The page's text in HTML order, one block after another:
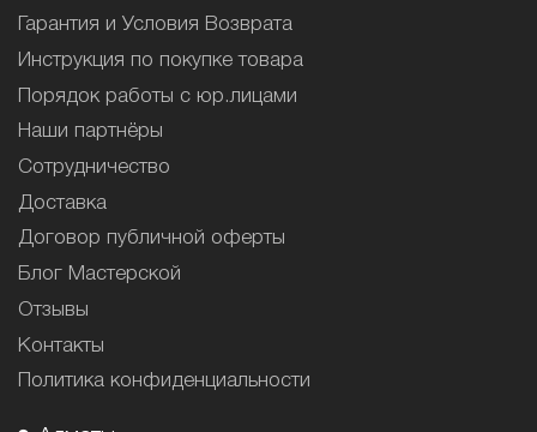
Гарантия и Условия Возврата
Инструкция по покупке товара
Порядок работы с юр.лицами
Наши партнёры
Сотрудничество
Доставка
Договор публичной оферты
Блог Мастерской
Отзывы
Контакты
Политика конфиденциальности